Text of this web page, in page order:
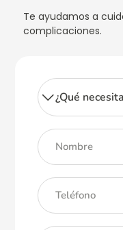
Te ayudamos a
complicaciones.